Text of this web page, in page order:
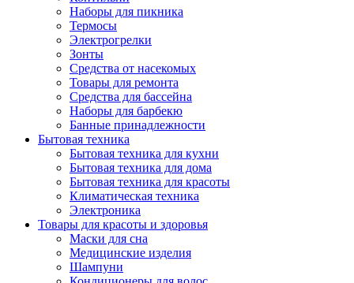
Наборы для пикника
Термосы
Электрогрелки
Зонты
Средства от насекомых
Товары для ремонта
Средства для бассейна
Наборы для барбекю
Банные принадлежности
Бытовая техника
Бытовая техника для кухни
Бытовая техника для дома
Бытовая техника для красоты
Климатическая техника
Электроника
Товары для красоты и здоровья
Маски для сна
Медицинские изделия
Шампуни